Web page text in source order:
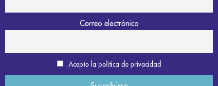
Correo electrónico
Acepto la política de privacidad